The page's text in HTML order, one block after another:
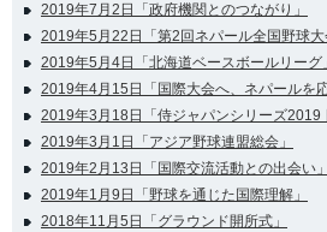
2019年7月2日「政府機関とのつながり」
2019年5月22日「第2回ネパール全国野球大
2019年5月4日「北海道ベースボールリーグ」
2019年4月15日「国際大会へ、ネパールを
2019年3月18日「侍ジャパンシリーズ2019
2019年3月1日「アジア野球連盟総会」
2019年2月13日「国際交流活動との出会い」
2019年1月9日「野球を通じた国際理解」
2018年11月5日「グラウンド開所式」